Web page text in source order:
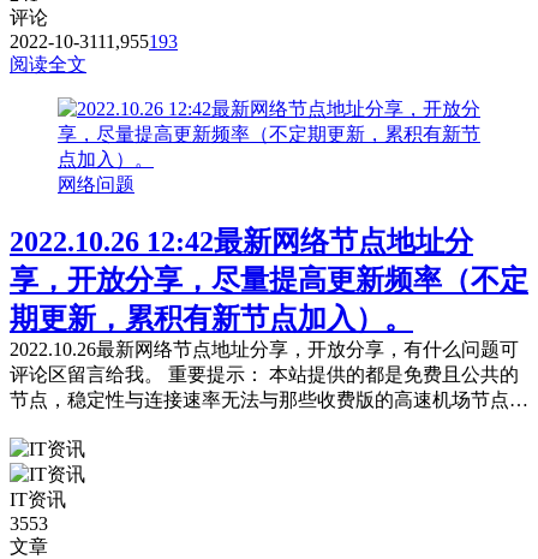
评论
2022-10-3111,955193
阅读全文
网络问题
2022.10.26 12:42最新网络节点地址分
享，开放分享，尽量提高更新频率（不定
期更新，累积有新节点加入）。
2022.10.26最新网络节点地址分享，开放分享，有什么问题可
评论区留言给我。 重要提示： 本站提供的都是免费且公共的
节点，稳定性与连接速率无法与那些收费版的高速机场节点相
你自己的网络环境（本地连接当中的DNS，手动配置一下：4
个114，4个1，4.4.8.8，8.8.8.8或是其它公共的DNS。） 第
二：免费公共的节点，用的人太多，稳定性...
IT资讯
3553
文章